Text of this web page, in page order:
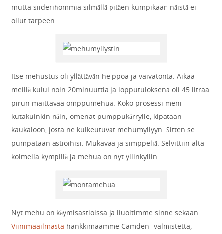
mutta siiderihommia silmällä pitäen kumpikaan näistä ei
ollut tarpeen.
Itse mehustus oli yllättävän helppoa ja vaivatonta. Aikaa
meillä kului noin 20minuuttia ja lopputuloksena oli 45 litraa
pirun maittavaa omppumehua. Koko prosessi meni
kutakuinkin näin; omenat pumppukärrylle, kipataan
kaukaloon, josta ne kulkeutuvat mehumyllyyn. Sitten se
pumpataan astioihisi. Mukavaa ja simppeliä. Selvittiin alta
kolmella kympillä ja mehua on nyt yllinkyllin.
Nyt mehu on käymisastioissa ja liuoitimme sinne sekaan
Viinimaailmasta hankkimaamme Camden -valmistetta,